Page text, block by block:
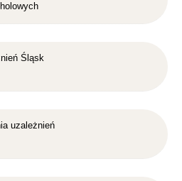
Śląsk
uzależnień